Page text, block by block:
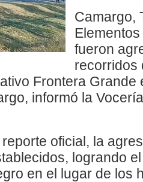
Camargo,
fueron
recorridos
Frontera Grande
informó la
oficial, la
logrando
en el lugar de los